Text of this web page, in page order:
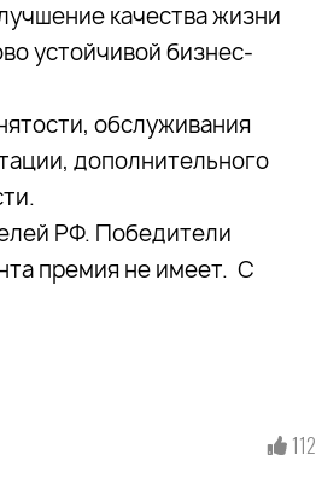
качества жизни
устойчивой бизнес-
обслуживания
дополнительного
РФ. Победители
премия не имеет. С
112